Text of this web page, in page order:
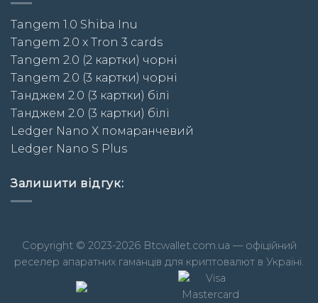
Tangem 1.0 Shiba Inu
Tangem 2.0 x Tron 3 cards
Tangem 2.0 (2 картки) чорні
Tangem 2.0 (3 картки) чорні
Taнджем 2.0 (3 картки) білі
Taнджем 2.0 (3 картки) білі
Ledger Nano X помаранчевий
Ledger Nano S Plus
Залишити відгук:
Copyright © 2023-2026 Btcwallet.com.ua — офіційний
реселер апаратних гаманців для криптовалют в Україні.